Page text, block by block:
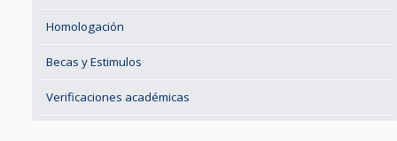
Homologación
Becas y Estimulos
Verificaciones académicas